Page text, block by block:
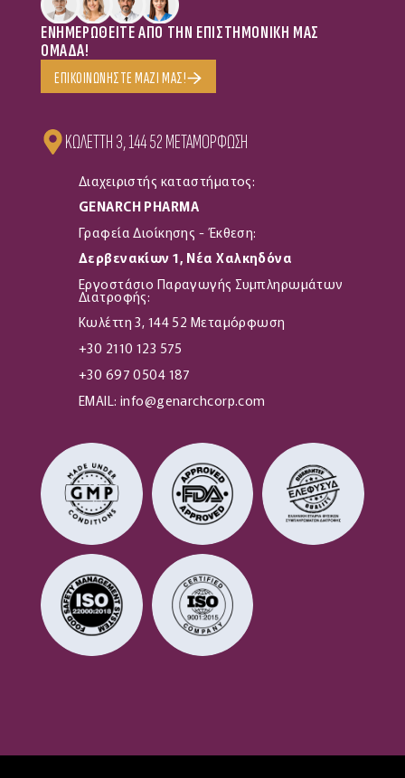
ΕΝΗΜΕΡΩΘΕΙΤΕ ΑΠΟ ΤΗΝ ΕΠΙΣΤΗΜΟΝΙΚΗ ΜΑΣ
ΟΜΑΔΑ!
ΕΠΙΚΟΙΝΩΝΗΣΤΕ ΜΑΖΙ ΜΑΣ!
KΩΛΕΤΤΗ 3, 144 52 ΜΕΤΑΜΟΡΦΩΣΗ
Διαχειριστής καταστήματος:
GENARCH PHARMA
Γραφεία Διοίκησης - Έκθεση:
Δερβενακίων 1, Νέα Χαλκηδόνα
Εργοστάσιο Παραγωγής Συμπληρωμάτων
Διατροφής:
Kωλέττη 3, 144 52 Μεταμόρφωση
+30 2110 123 575
+30 697 0504 187
EMAIL: info@genarchcorp.com